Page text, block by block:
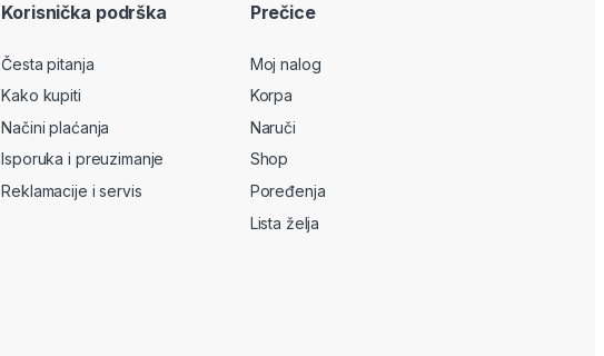
Korisnička podrška
Česta pitanja
Kako kupiti
Načini plaćanja
Isporuka i preuzimanje
Reklamacije i servis
Prečice
Moj nalog
Korpa
Naruči
Shop
Poređenja
Lista želja